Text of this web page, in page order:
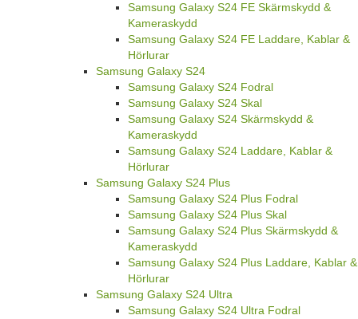
Samsung Galaxy S24 FE Skärmskydd &
Kameraskydd
Samsung Galaxy S24 FE Laddare, Kablar &
Hörlurar
Samsung Galaxy S24
Samsung Galaxy S24 Fodral
Samsung Galaxy S24 Skal
Samsung Galaxy S24 Skärmskydd &
Kameraskydd
Samsung Galaxy S24 Laddare, Kablar &
Hörlurar
Samsung Galaxy S24 Plus
Samsung Galaxy S24 Plus Fodral
Samsung Galaxy S24 Plus Skal
Samsung Galaxy S24 Plus Skärmskydd &
Kameraskydd
Samsung Galaxy S24 Plus Laddare, Kablar &
Hörlurar
Samsung Galaxy S24 Ultra
Samsung Galaxy S24 Ultra Fodral